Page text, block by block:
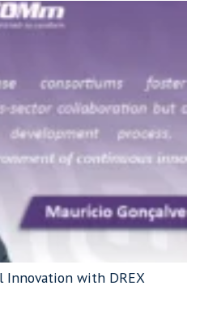
Innovation with DREX